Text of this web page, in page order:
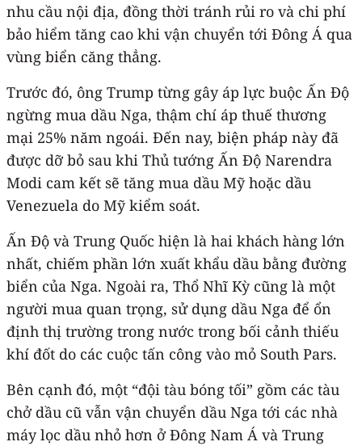
nhu cầu nội địa, đồng thời tránh rủi ro và chi phí
bảo hiểm tăng cao khi vận chuyển tới Đông Á qua
vùng biển căng thẳng.
Trước đó, ông Trump từng gây áp lực buộc Ấn Độ
ngừng mua dầu Nga, thậm chí áp thuế thương
mại 25% năm ngoái. Đến nay, biện pháp này đã
được dỡ bỏ sau khi Thủ tướng Ấn Độ Narendra
Modi cam kết sẽ tăng mua dầu Mỹ hoặc dầu
Venezuela do Mỹ kiểm soát.
Ấn Độ và Trung Quốc hiện là hai khách hàng lớn
nhất, chiếm phần lớn xuất khẩu dầu bằng đường
biển của Nga. Ngoài ra, Thổ Nhĩ Kỳ cũng là một
người mua quan trọng, sử dụng dầu Nga để ổn
định thị trường trong nước trong bối cảnh thiếu
khí đốt do các cuộc tấn công vào mỏ South Pars.
Bên cạnh đó, một “đội tàu bóng tối” gồm các tàu
chở dầu cũ vẫn vận chuyển dầu Nga tới các nhà
máy lọc dầu nhỏ hơn ở Đông Nam Á và Trung